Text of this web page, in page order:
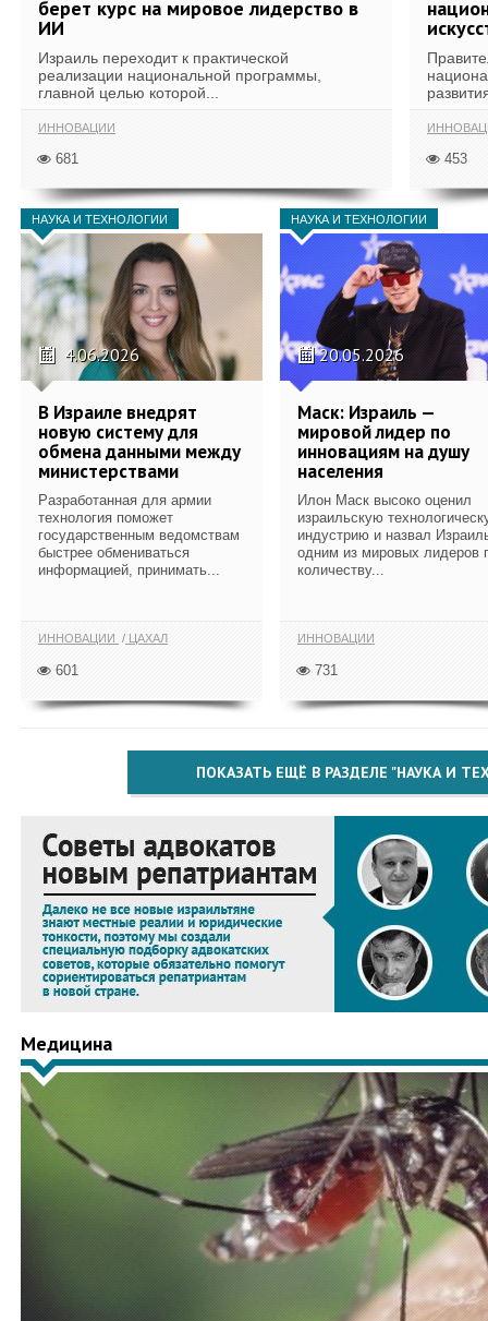
берет курс на мировое лидерство в
ИИ
Израиль переходит к практической
реализации национальной программы,
главной целью которой...
ИННОВАЦИИ
681 453
НАУКА И ТЕХНОЛОГИИ
4.06.2026
В Израиле внедрят
новую систему для
обмена данными между
министерствами
Разработанная для армии
технология поможет
государственным ведомствам
быстрее обмениваться
информацией, принимать...
ИННОВАЦИИ ЦАХАЛ
601
НАУКА И ТЕХНОЛОГИИ
20.05.2026
Маск: Израиль —
мировой лидер по
инновациям на душу
населения
Илон Маск высоко оценил
израильскую
индустрию и назвал
одним из мировых лидеров
количеству...
ИННОВАЦИИ
731
ПОКАЗАТЬ ЕЩЁ В РАЗДЕЛЕ "НАУКА И
Медицина